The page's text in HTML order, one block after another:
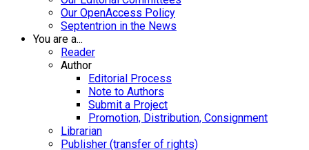
Our OpenAccess Policy
Septentrion in the News
You are a...
Reader
Author
Editorial Process
Note to Authors
Submit a Project
Promotion, Distribution, Consignment
Librarian
Publisher (transfer of rights)